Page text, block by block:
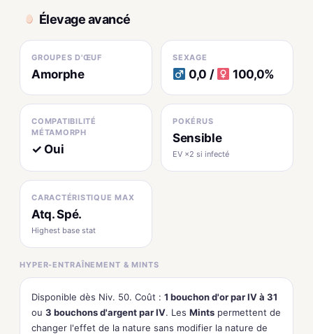
Élevage avancé
GROUPES D'ŒUF
Amorphe
SEXAGE
0,0 / 100,0%
COMPATIBILITÉ
MÉTAMORPH
✓ Oui
POKÉRUS
Sensible
EV ×2 si infecté
CARACTÉRISTIQUE MAX
Atq. Spé.
Highest base stat
HYPER-ENTRAÎNEMENT & MINTS
Disponible dès Niv. 50. Coût : 1 bouchon d'or par IV à 31
ou 3 bouchons d'argent par IV. Les Mints permettent de
changer l'effet de la nature sans modifier la nature de